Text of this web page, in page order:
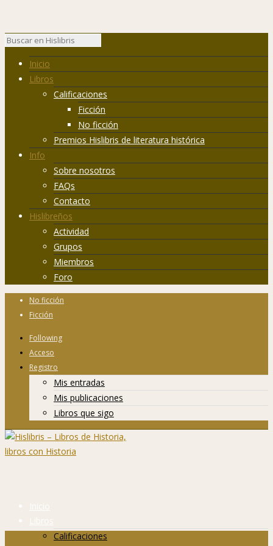
Inicio
Libros
Calificaciones
Ficción
No ficción
Premios Hislibris de literatura histórica
Info
Sobre nosotros
FAQs
Contacto
Hislibreños
Actividad
Grupos
Miembros
Foro
No ficción
Ficción
Following
Acceso
Registro
Mis entradas
Mis publicaciones
Libros que sigo
Inicio
Libros
Calificaciones